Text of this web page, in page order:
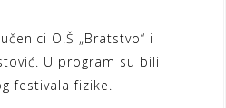
O.Š „Bratstvo“ i
U program su bili
festivala fizike.